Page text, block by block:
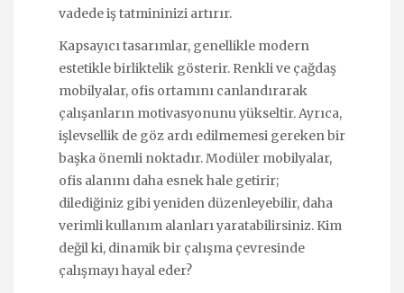
vadede iş tatmininizi artırır.
Kapsayıcı tasarımlar, genellikle modern
estetikle birliktelik gösterir. Renkli ve çağdaş
mobilyalar, ofis ortamını canlandırarak
çalışanların motivasyonunu yükseltir. Ayrıca,
işlevsellik de göz ardı edilmemesi gereken bir
başka önemli noktadır. Modüler mobilyalar,
ofis alanını daha esnek hale getirir;
dilediğiniz gibi yeniden düzenleyebilir, daha
verimli kullanım alanları yaratabilirsiniz. Kim
değil ki, dinamik bir çalışma çevresinde
çalışmayı hayal eder?